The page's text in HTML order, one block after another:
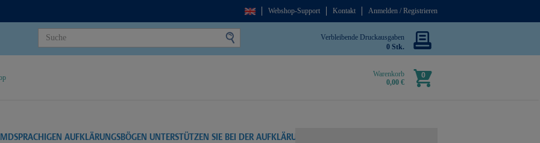
Webshop-Support Kontakt Anmelden / Registrieren
Verbleibende Druckausgaben
0 Stk.
Warenkorb
0,00 €
0
AUFKLÄRUNGSBÖGEN UNTERSTÜTZEN SIE BEI DER AUFKLÄRUNG